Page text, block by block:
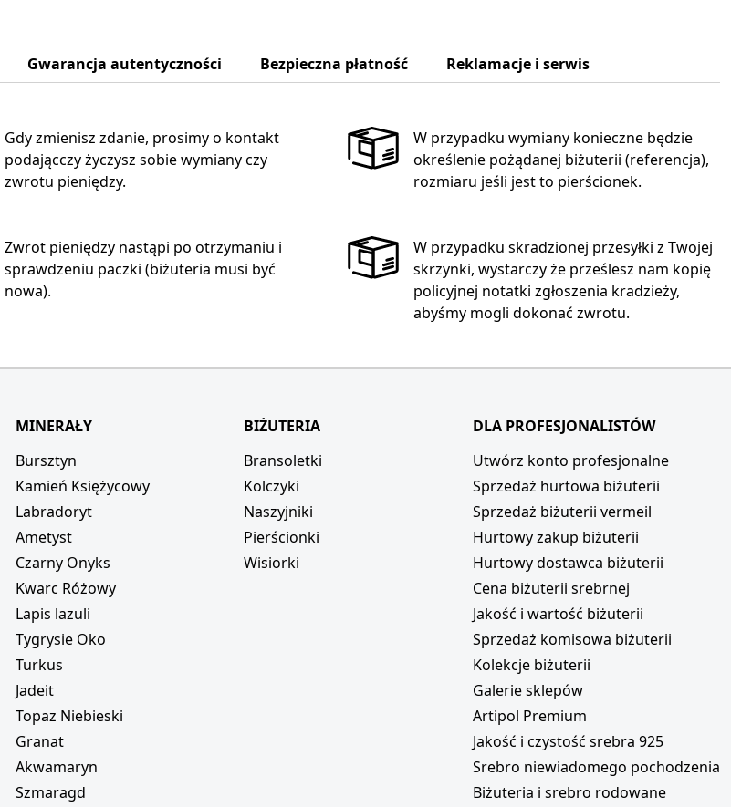
Gwarancja autentyczności Bezpieczna płatność Reklamacje i serwis
Gdy zmienisz zdanie, prosimy o kontakt
podającczy życzysz sobie wymiany czy
zwrotu pieniędzy.
W przypadku wymiany konieczne będzie
określenie pożądanej biżuterii (referencja),
rozmiaru jeśli jest to pierścionek.
Zwrot pieniędzy nastąpi po otrzymaniu i
sprawdzeniu paczki (biżuteria musi być
nowa).
W przypadku skradzionej przesyłki z Twojej
skrzynki, wystarczy że prześlesz nam kopię
policyjnej notatki zgłoszenia kradzieży,
abyśmy mogli dokonać zwrotu.
MINERAŁY
Bursztyn
Kamień Księżycowy
Labradoryt
Ametyst
Czarny Onyks
Kwarc Różowy
Lapis lazuli
Tygrysie Oko
Turkus
Jadeit
Topaz Niebieski
Granat
Akwamaryn
Szmaragd
BIŻUTERIA
Bransoletki
Kolczyki
Naszyjniki
Pierścionki
Wisiorki
DLA PROFESJONALISTÓW
Utwórz konto profesjonalne
Sprzedaż hurtowa biżuterii
Sprzedaż biżuterii vermeil
Hurtowy zakup biżuterii
Hurtowy dostawca biżuterii
Cena biżuterii srebrnej
Jakość i wartość biżuterii
Sprzedaż komisowa biżuterii
Kolekcje biżuterii
Galerie sklepów
Artipol Premium
Jakość i czystość srebra 925
Srebro niewiadomego pochodzenia
Biżuteria i srebro rodowane